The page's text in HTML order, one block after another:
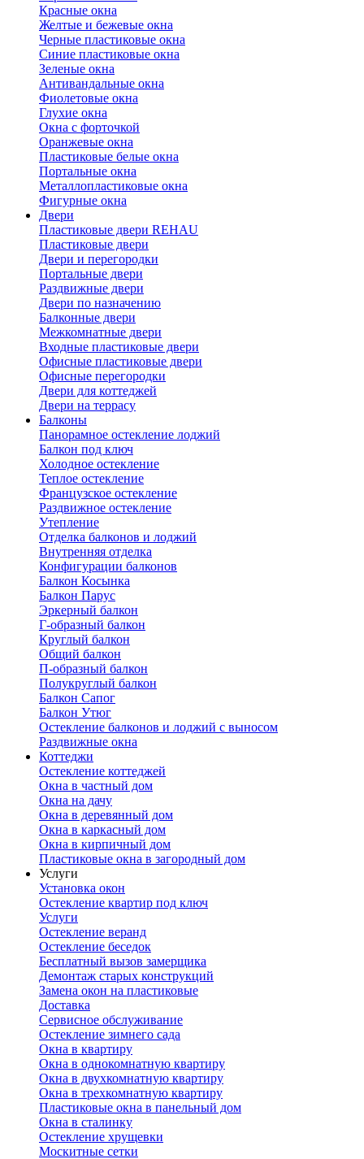
Красные окна
Желтые и бежевые окна
Черные пластиковые окна
Синие пластиковые окна
Зеленые окна
Антивандальные окна
Фиолетовые окна
Глухие окна
Окна с форточкой
Оранжевые окна
Пластиковые белые окна
Портальные окна
Металлопластиковые окна
Фигурные окна
Двери
Пластиковые двери REHAU
Пластиковые двери
Двери и перегородки
Портальные двери
Раздвижные двери
Двери по назначению
Балконные двери
Межкомнатные двери
Входные пластиковые двери
Офисные пластиковые двери
Офисные перегородки
Двери для коттеджей
Двери на террасу
Балконы
Панорамное остекление лоджий
Балкон под ключ
Холодное остекление
Теплое остекление
Французское остекление
Раздвижное остекление
Утепление
Отделка балконов и лоджий
Внутренняя отделка
Конфигурации балконов
Балкон Косынка
Балкон Парус
Эркерный балкон
Г-образный балкон
Круглый балкон
Общий балкон
П-образный балкон
Полукруглый балкон
Балкон Сапог
Балкон Утюг
Остекление балконов и лоджий с выносом
Раздвижные окна
Коттеджи
Остекление коттеджей
Окна в частный дом
Окна на дачу
Окна в деревянный дом
Окна в каркасный дом
Окна в кирпичный дом
Пластиковые окна в загородный дом
Услуги
Установка окон
Остекление квартир под ключ
Услуги
Остекление веранд
Остекление беседок
Бесплатный вызов замерщика
Демонтаж старых конструкций
Замена окон на пластиковые
Доставка
Сервисное обслуживание
Остекление зимнего сада
Окна в квартиру
Окна в однокомнатную квартиру
Окна в двухкомнатную квартиру
Окна в трехкомнатную квартиру
Пластиковые окна в панельный дом
Окна в сталинку
Остекление хрущевки
Москитные сетки